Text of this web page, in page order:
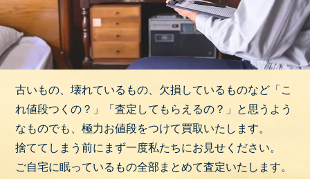
古いもの、壊れているもの、欠損しているものなど「こ
れ値段つくの？」「査定してもらえるの？」と思うよう
なものでも、極力お値段をつけて買取いたします。
捨ててしまう前にまず一度私たちにお見せください。
ご自宅に眠っているもの全部まとめて査定いたします。